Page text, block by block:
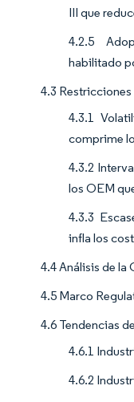
III que
4.2.5
habilitado
4.3
4.3.1
comprime
4.3.2
los OEM
4.3.3
infla los
4.4 Análisis de la
4.5 Marco
4.6 Tendencias
4.6.1
4.6.2